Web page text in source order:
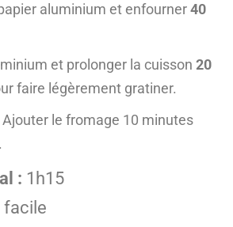
aluminium et enfourner40
et prolonger la cuisson 20
faire légèrement gratiner.
le fromage 10 minutes
: 1h15
facile